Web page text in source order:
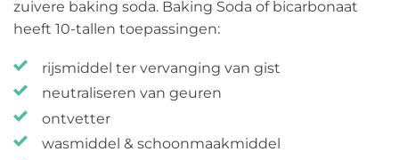
zuivere baking soda. Baking Soda of bicarbonaat
heeft 10-tallen toepassingen:
rijsmiddel ter vervanging van gist
neutraliseren van geuren
ontvetter
wasmiddel & schoonmaakmiddel